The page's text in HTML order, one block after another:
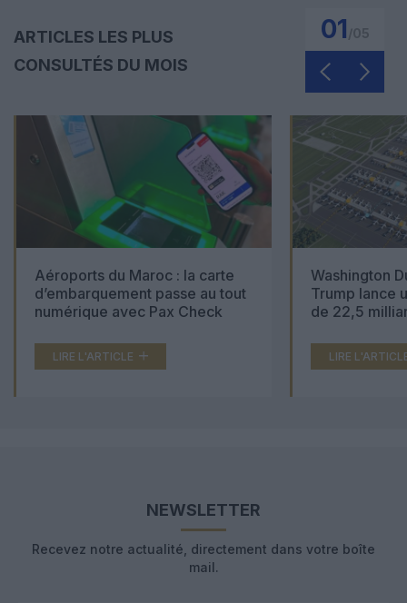
ARTICLES LES PLUS
CONSULTÉS DU MOIS
01
Aéroports du Maroc : la carte
d’embarquement passe au tout
numérique avec Pax Check
LIRE L'ARTICLE
Washington
Trump lance
de 22,5
LIRE
NEWSLETTER
Recevez notre actualité, directement dans votre boîte
mail.